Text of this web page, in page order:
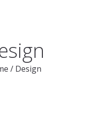
/ Design